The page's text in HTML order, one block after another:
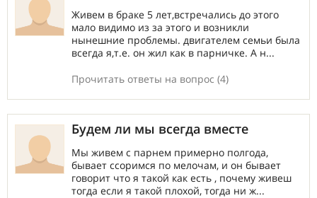
Живем в браке 5 лет,встречались до этого
мало видимо из за этого и возникли
нынешние проблемы. двигателем семьи была
всегда я,т.е. он жил как в парничке. А н...
Прочитать ответы на вопрос (4)
Будем ли мы всегда вместе
Мы живем с парнем примерно полгода,
бывает ссоримся по мелочам, и он бывает
говорит что я такой как есть , почему живеш
тогда если я такой плохой, тогда ни ж...